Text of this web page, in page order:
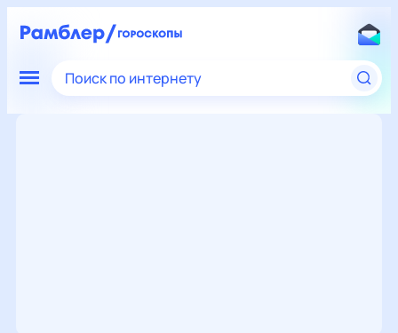
Поиск по интернету